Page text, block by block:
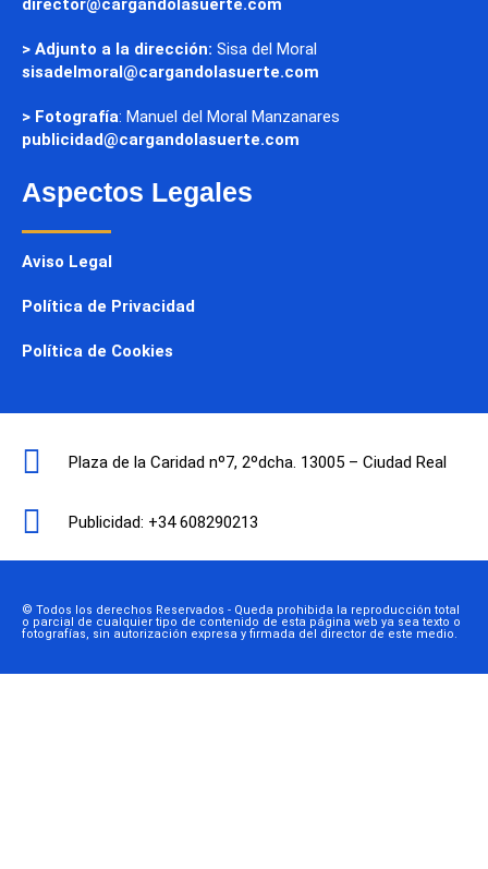
director@cargandolasuerte.com
> Adjunto a la dirección: Sisa del Moral
sisadelmoral@cargandolasuerte.com
> Fotografía: Manuel del Moral Manzanares
publicidad@cargandolasuerte.com
Aspectos Legales
Aviso Legal
Política de Privacidad
Política de Cookies
Plaza de la Caridad nº7, 2ºdcha. 13005 – Ciudad Real
Publicidad: +34 608290213
© Todos los derechos Reservados - Queda prohibida la reproducción total
o parcial de cualquier tipo de contenido de esta página web ya sea texto o
fotografías, sin autorización expresa y firmada del director de este medio.